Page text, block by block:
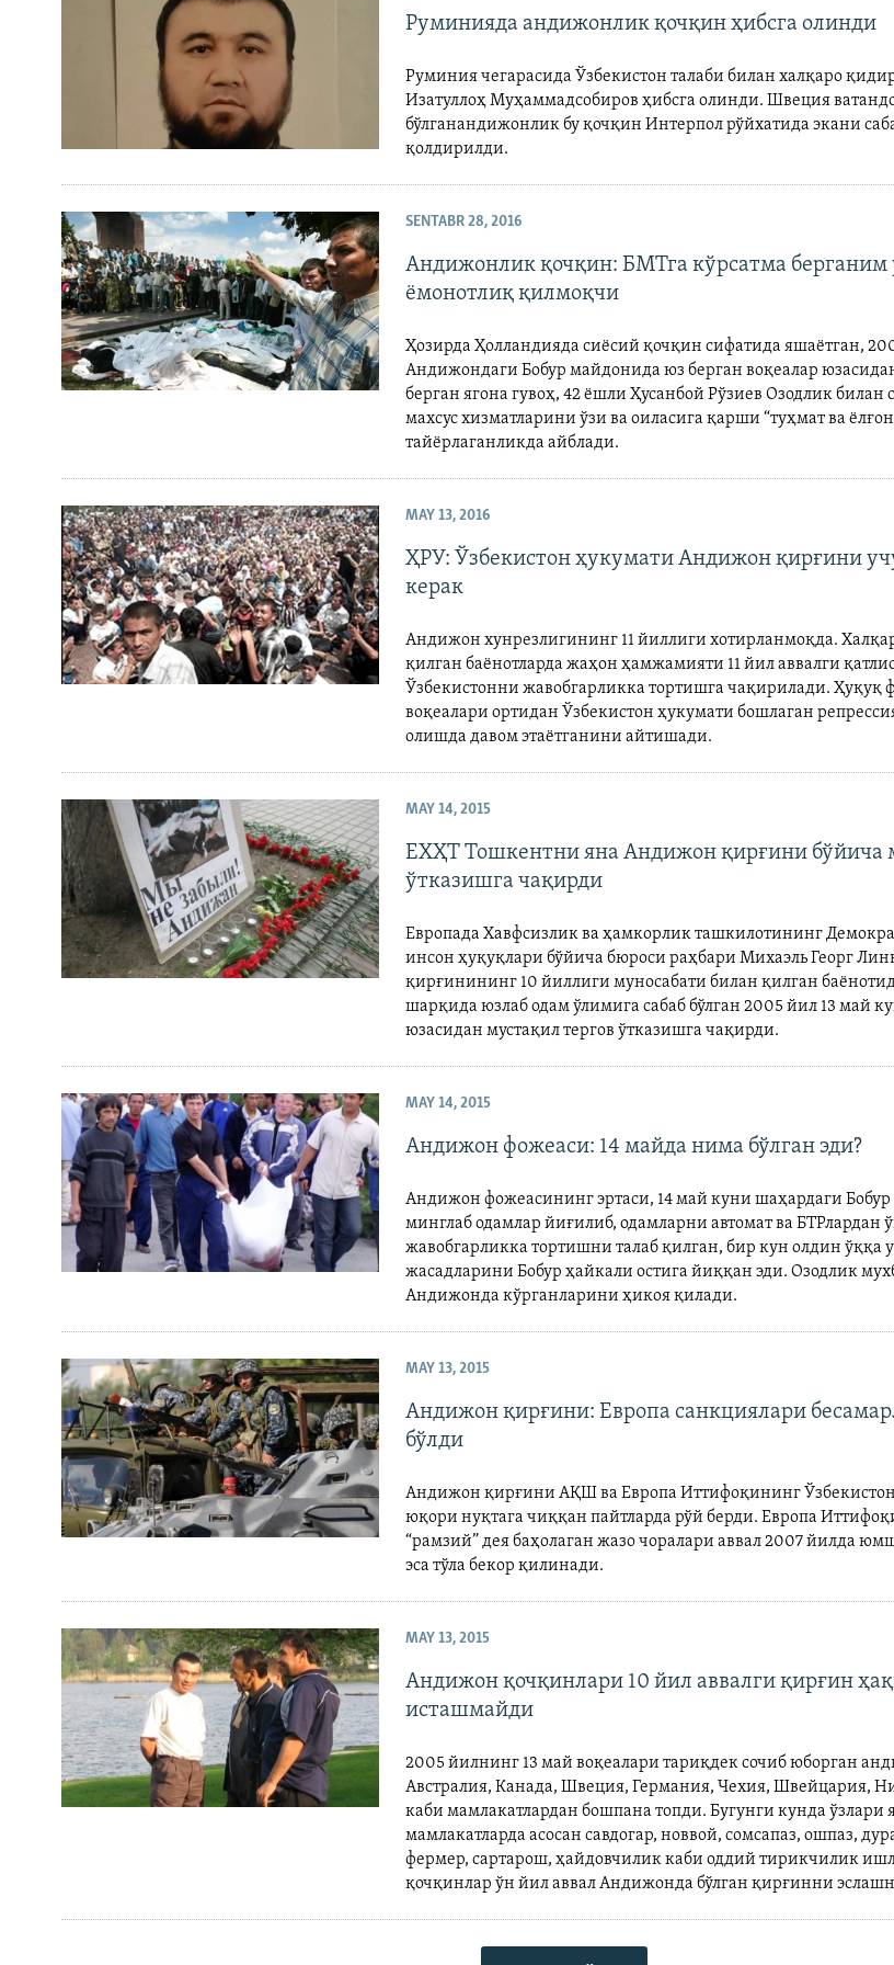
Руминияда андижонлик қочқин ҳибсга олинди
Руминия чегарасида Ўзбекистон талаби билан халқаро
Изатуллоҳ Муҳаммадсобиров ҳибсга олинди. Швеция
бўлганандижонлик бу қочқин Интерпол рўйхатида экани
қолдирилди.
SENTABR 28, 2016
Андижонлик қочқин: БМТга кўрсатма
ёмонотлиқ қилмоқчи
Ҳозирда Ҳолландияда сиëсий қочқин сифатида яшаëтган,
Андижондаги Бобур майдонида юз берган воқеалар
берган ягона гувоҳ, 42 ёшли Ҳусанбой Рўзиев Озодлик билан
махсус хизматларини ўзи ва оиласига қарши “туҳмат ва
тайёрлаганликда айблади.
MAY 13, 2016
ҲРУ: Ўзбекистон ҳукумати Андижон қирғини
керак
Андижон хунрезлигининг 11 йиллиги хотирланмоқда.
қилган баёнотларда жаҳон ҳамжамияти 11 йил аввалги
Ўзбекистонни жавобгарликка тортишга чақирилади. Ҳуқуқ
воқеалари ортидан Ўзбекистон ҳукумати бошлаган
олишда давом этаётганини айтишади.
MAY 14, 2015
ЕХҲТ Тошкентни яна Андижон қирғини бўйича
ўтказишга чақирди
Европада Хавфсизлик ва ҳамкорлик ташкилотининг
инсон ҳуқуқлари бўйича бюроси раҳбари Михаэль Георг
қирғинининг 10 йиллиги муносабати билан қилган
шарқида юзлаб одам ўлимига сабаб бўлган 2005 йил 13 май
юзасидан мустақил тергов ўтказишга чақирди.
MAY 14, 2015
Андижон фожеаси: 14 майда нима бўлган эди?
Андижон фожеасининг эртаси, 14 май куни шаҳардаги
минглаб одамлар йиғилиб, одамларни автомат ва БТРлардан
жавобгарликка тортишни талаб қилган, бир кун олдин ўққа
жасадларини Бобур ҳайкали остига йиққан эди. Озодлик
Андижонда кўрганларини ҳикоя қилади.
MAY 13, 2015
Андижон қирғини: Европа санкциялари
бўлди
Андижон қирғини АҚШ ва Европа Иттифоқининг Ўзбекистон
юқори нуқтага чиққан пайтларда рўй берди. Европа
“рамзий” дея баҳолаган жазо чоралари аввал 2007 йилда
эса тўла бекор қилинади.
MAY 13, 2015
Андижон қочқинлари 10 йил аввалги қирғин
исташмайди
2005 йилнинг 13 май воқеалари тариқдек сочиб юборган
Австралия, Канада, Швеция, Германия, Чехия, Швейцария,
каби мамлакатлардан бошпана топди. Бугунги кунда ўзлари
мамлакатларда асосан савдогар, новвой, сомсапаз, ошпаз,
фермер, сартарош, ҳайдовчилик каби оддий тирикчилик
қочқинлар ўн йил аввал Андижонда бўлган қирғинни